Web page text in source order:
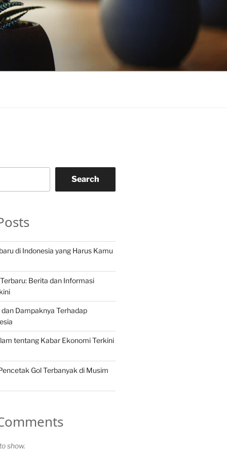
Search
di Indonesia yang Harus Kamu
Berita dan Informasi
Dampaknya Terhadap
tentang Kabar Ekonomi Terkini
Gol Terbanyak di Musim
show.